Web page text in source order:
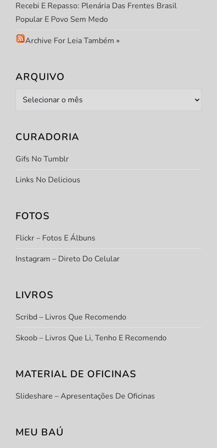
Recebi E Repasso: Plenária Das Frentes Brasil
Popular E Povo Sem Medo
Archive For Leia Também »
ARQUIVO
Arquivo
CURADORIA
Gifs No Tumblr
Links No Delicious
FOTOS
Flickr – Fotos E Álbuns
Instagram – Direto Do Celular
LIVROS
Scribd – Livros Que Recomendo
Skoob – Livros Que Li, Tenho E Recomendo
MATERIAL DE OFICINAS
Slideshare – Apresentações De Oficinas
MEU BAÚ